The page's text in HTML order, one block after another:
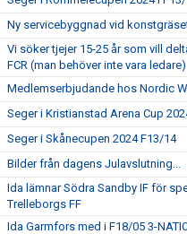
Ny servicebyggnad vid
Vi söker tjejer 15-25 år som vill
FCR (man behöver inte vara ledare)
Medlemserbjudande hos Nordic
Seger i Kristianstad Arena Cup
Seger i Skånecupen 2024 F13/14
Bilder från dagens Julavslutning...
Ida lämnar Södra Sandby IF för
Trelleborgs FF
Ida Garmfors med i F18/05 3-